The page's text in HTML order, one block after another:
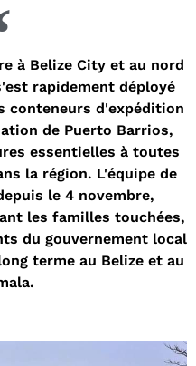
à Belize City et au nord
rapidement déployé
conteneurs d'expédition
de Puerto Barrios,
essentielles à toutes
la région. L'équipe de
le 4 novembre,
les familles touchées,
du gouvernement local
terme au Belize et au